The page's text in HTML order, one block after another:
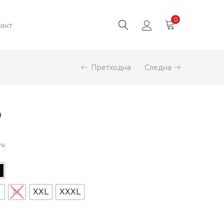
0
Претходна Следна
XL XXL XXXL